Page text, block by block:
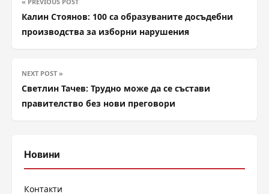
Калин Стоянов: 100 са образуваните досъдебни
производства за изборни нарушения
NEXT POST »
Светлин Тачев: Трудно може да се състави
правителство без нови преговори
Новини
Контакти